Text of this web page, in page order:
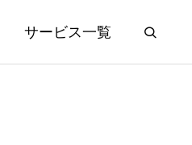
サービス一覧